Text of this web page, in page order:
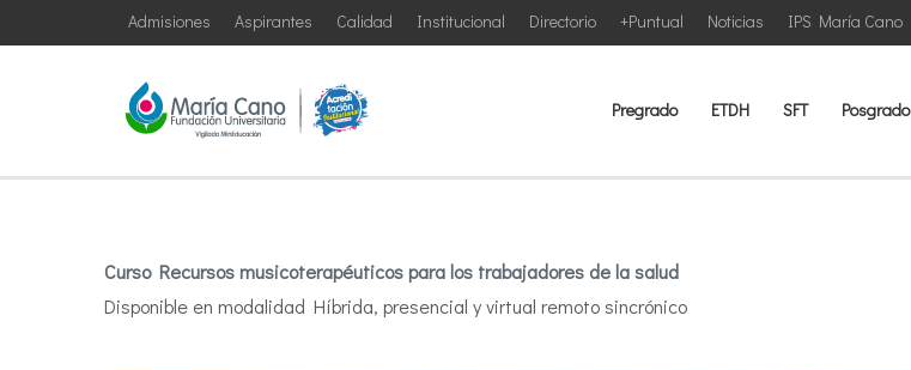
IPS María Cano
Noticias
+Puntual
Directorio
Institucional
Calidad
Aspirantes
Admisiones
Pregrado ETDH SFT Posgrado
Curso Recursos musicoterapéuticos para los trabajadores de la salud
Disponible en modalidad Híbrida, presencial y virtual remoto sincrónico